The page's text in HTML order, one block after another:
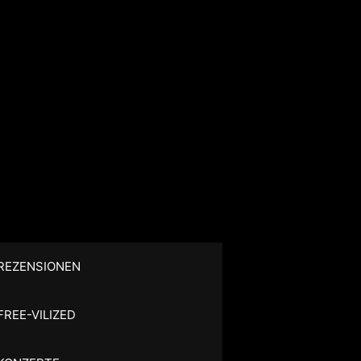
VILIZED